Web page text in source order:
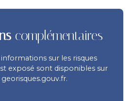
complémentaires
sur les risques
exposé sont disponibles sur